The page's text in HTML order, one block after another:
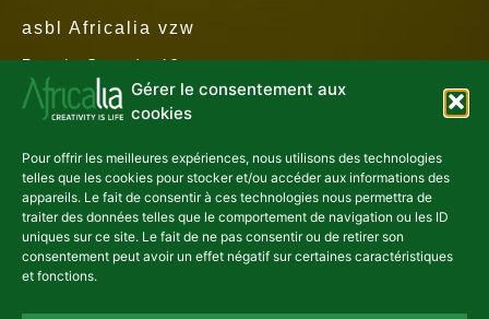
Gérer le consentement aux
cookies
Pour offrir les meilleures expériences, nous utilisons des technologies
telles que les cookies pour stocker et/ou accéder aux informations des
appareils. Le fait de consentir à ces technologies nous permettra de
traiter des données telles que le comportement de navigation ou les ID
uniques sur ce site. Le fait de ne pas consentir ou de retirer son
consentement peut avoir un effet négatif sur certaines caractéristiques
et fonctions.
asbl Africalia vzw
Rue du Congrès 13
1000 Bruxelles
Belgique
africalia@africalia.be
Contact
Archives
Code éthique